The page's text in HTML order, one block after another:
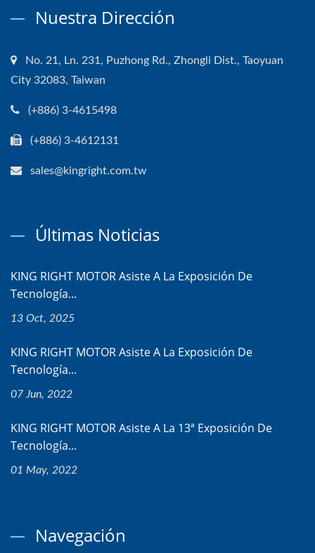
Nuestra Dirección
No. 21, Ln. 231, Puzhong Rd., Zhongli Dist., Taoyuan
City 32083, Taiwan
(+886) 3-4615498
(+886) 3-4612131
sales@kingright.com.tw
Últimas Noticias
KING RIGHT MOTOR Asiste A La Exposición De
Tecnología...
13 Oct, 2025
KING RIGHT MOTOR Asiste A La Exposición De
Tecnología...
07 Jun, 2022
KING RIGHT MOTOR Asiste A La 13ª Exposición De
Tecnología...
01 May, 2022
Navegación